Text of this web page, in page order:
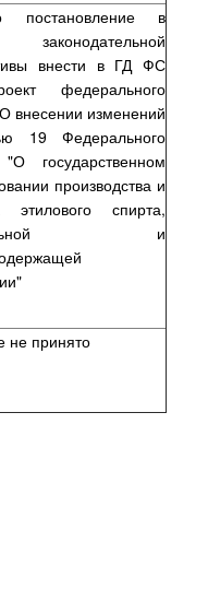
постановление в
законодательной
внести в ГД ФС
федерального
внесении изменений
19 Федерального
государственном
производства и
этилового спирта,
и
не принято